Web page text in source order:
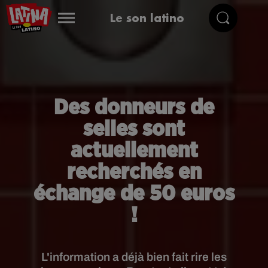
Le son latino
Des donneurs de
selles sont
actuellement
recherchés en
échange de 50 euros
!
L'information a déjà bien fait rire les